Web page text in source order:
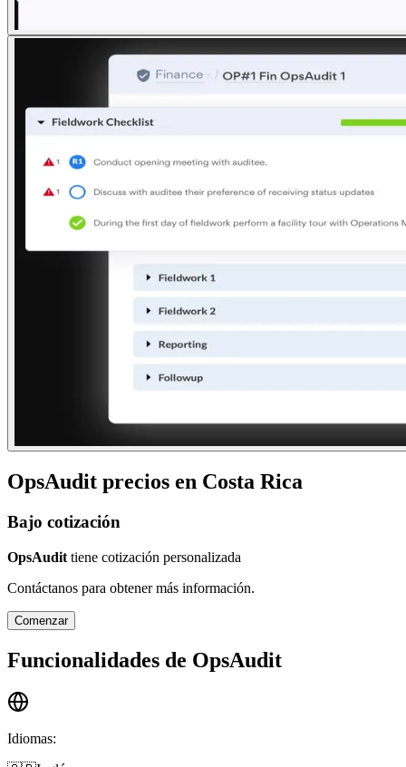
OpsAudit precios en Costa Rica
Bajo cotización
OpsAudit tiene cotización personalizada
Contáctanos para obtener más información.
Comenzar
Funcionalidades de OpsAudit
Idiomas: